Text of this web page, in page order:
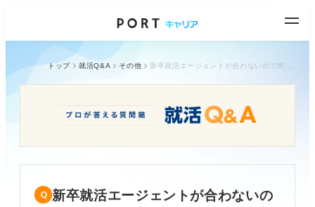
トップ 就活Q&A その他
新卒就活エージェントが合わないの